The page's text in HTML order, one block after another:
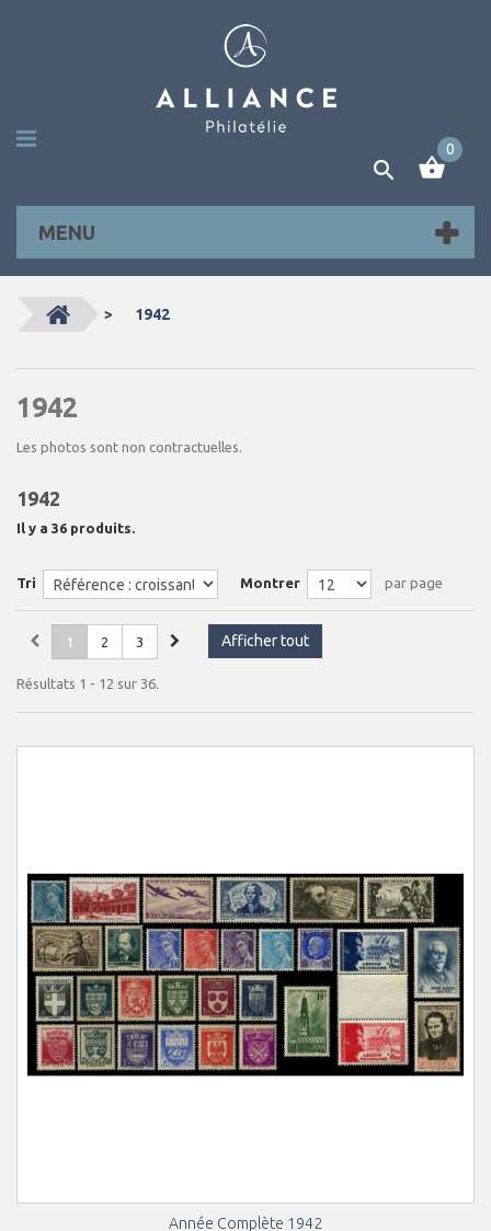
0
MENU
> 1942
1942
Les photos sont non contractuelles.
1942
Il y a 36 produits.
Tri Montrer par page
Afficher tout
1 2 3
Résultats 1 - 12 sur 36.
Année Complète 1942